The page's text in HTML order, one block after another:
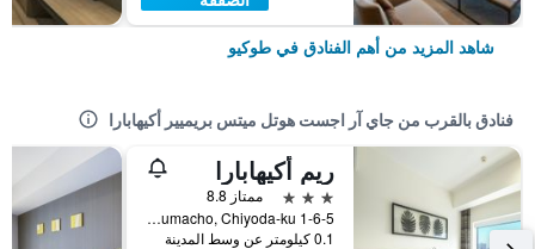
شاهد المزيد من أهم الفنادق في طوكيو
فنادق بالقرب من جاي آر اجست هوتل ميتس بريميير أكيهابارا
ريم أكيهابارا
3 نجوم
ممتاز 8.8
1-6-5 Kanda Sakumacho, Chiyoda-ku, طوكيو, اليابان
0.1 كيلومتر عن وسط المدينة